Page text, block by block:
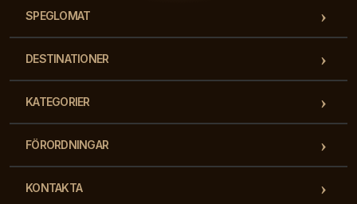
SPEGLOMAT
DESTINATIONER
KATEGORIER
FÖRORDNINGAR
KONTAKTA